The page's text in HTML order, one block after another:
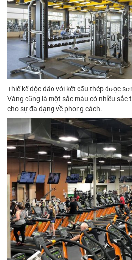
Thiế kế độc đáo với kết cấu thép được
Vàng cũng là một sắc màu có nhiều sắc
cho sự đa dạng về phong cách.